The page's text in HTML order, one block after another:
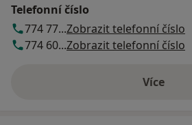
Telefonní číslo
774 77...Zobrazit telefonní číslo
774 60...Zobrazit telefonní číslo
Víceo adrese